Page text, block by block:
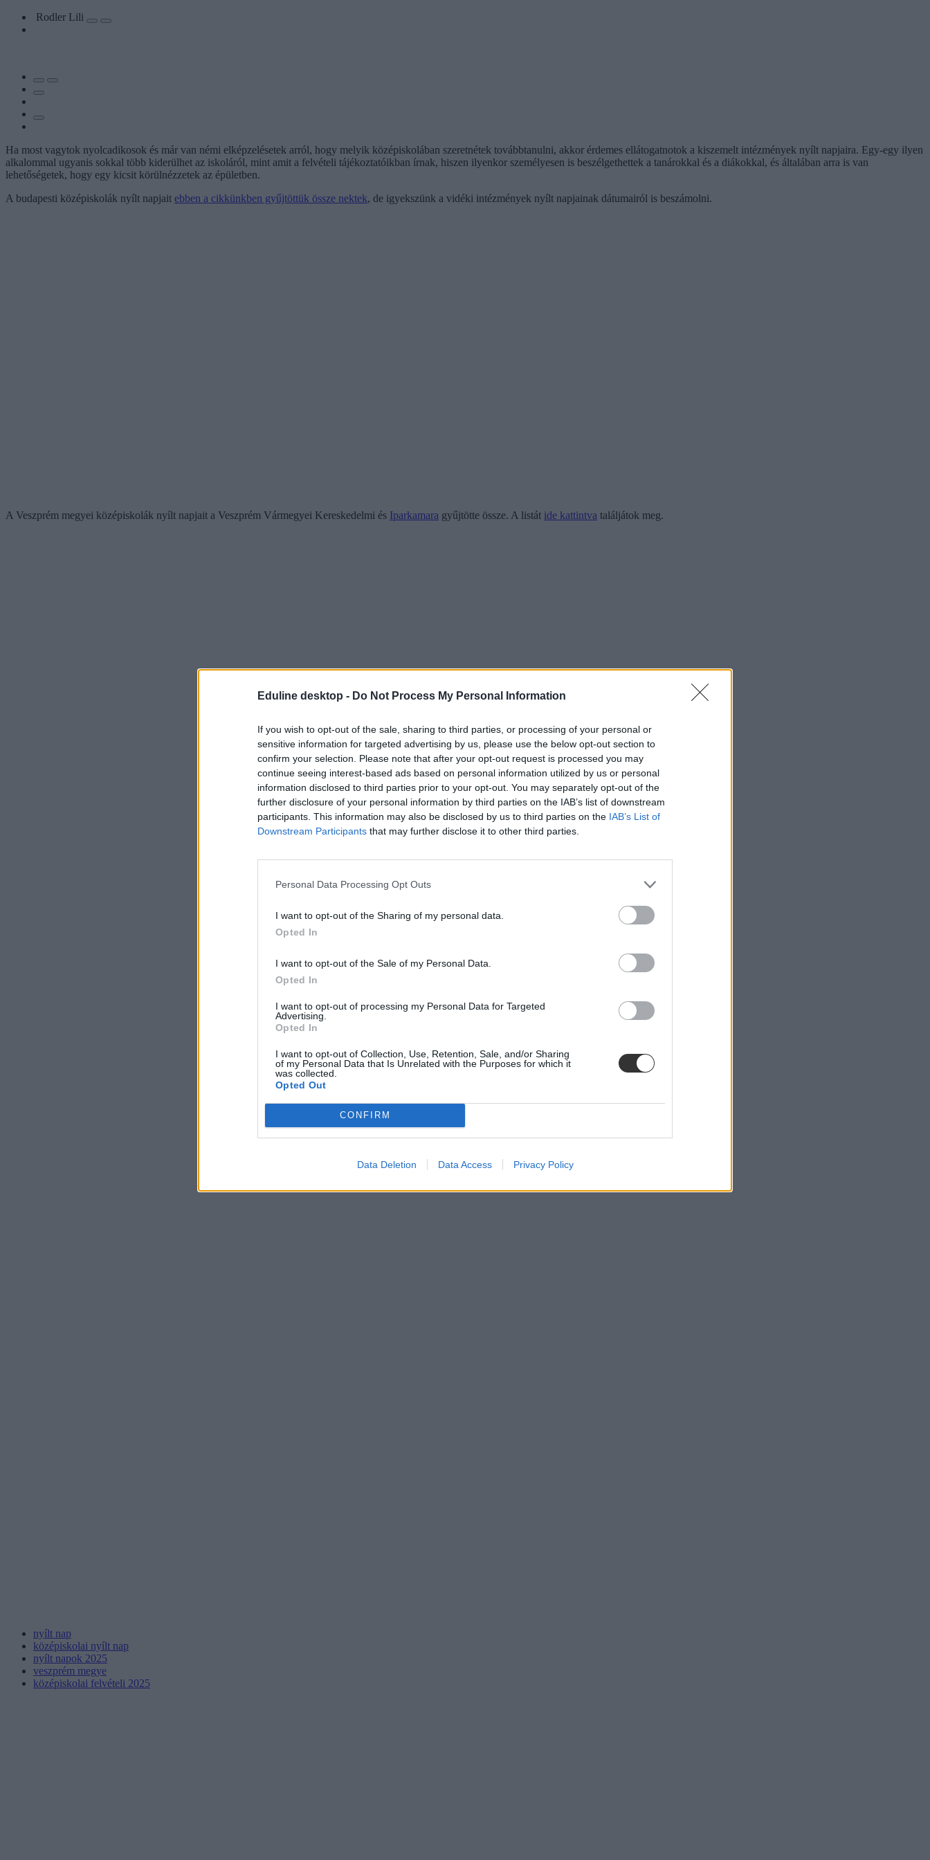
Eduline desktop - Do Not Process My Personal Information
If you wish to opt-out of the sale, sharing to third parties, or processing of your personal or
sensitive information for targeted advertising by us, please use the below opt-out section to
confirm your selection. Please note that after your opt-out request is processed you may
continue seeing interest-based ads based on personal information utilized by us or personal
information disclosed to third parties prior to your opt-out. You may separately opt-out of the
further disclosure of your personal information by third parties on the IAB’s list of downstream
participants. This information may also be disclosed by us to third parties on the IAB’s List of
Downstream Participants that may further disclose it to other third parties.
Personal Data Processing Opt Outs
I want to opt-out of the Sharing of my personal data.
Opted In
I want to opt-out of the Sale of my Personal Data.
Opted In
I want to opt-out of processing my Personal Data for Targeted
Advertising.
Opted In
I want to opt-out of Collection, Use, Retention, Sale, and/or Sharing
of my Personal Data that Is Unrelated with the Purposes for which it
was collected.
Opted Out
CONFIRM
Data Deletion Data Access Privacy Policy
Rodler Lili
Ha most vagytok nyolcadikosok és már van némi elképzelésetek arról, hogy melyik középiskolában szeretnétek továbbtanulni, akkor érdemes ellátogatnotok a kiszemelt intézmények nyílt napjaira. Egy-egy ilyen
alkalommal ugyanis sokkal több kiderülhet az iskoláról, mint amit a felvételi tájékoztatóikban írnak, hiszen ilyenkor személyesen is beszélgethettek a tanárokkal és a diákokkal, és általában arra is van
lehetőségetek, hogy egy kicsit körülnézzetek az épületben.
A budapesti középiskolák nyílt napjait ebben a cikkünkben gyűjtöttük össze nektek, de igyekszünk a vidéki intézmények nyílt napjainak dátumairól is beszámolni.
A Veszprém megyei középiskolák nyílt napjait a Veszprém Vármegyei Kereskedelmi és Iparkamara gyűjtötte össze. A listát ide kattintva találjátok meg.
nyílt nap
középiskolai nyílt nap
nyílt napok 2025
veszprém megye
középiskolai felvételi 2025